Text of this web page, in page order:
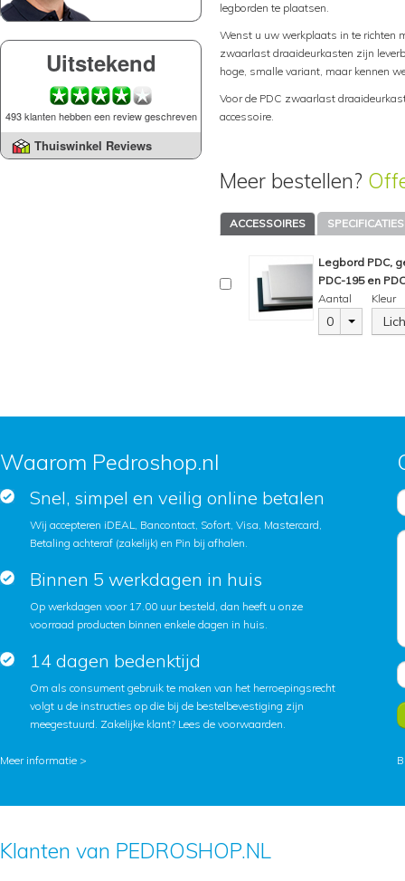
Uitstekend
493 klanten hebben een review geschreven
Thuiswinkel Reviews
legborden te plaatsen.
Wenst u uw werkplaats in te richten
zwaarlast draaideurkasten zijn
hoge, smalle variant, maar kennen
Voor de PDC zwaarlast
accessoire.
Meer bestellen?
ACCESSOIRES SPECIFICATIES
Legbord PDC,
PDC-195 en
Aantal
0
Kleur
Waarom Pedroshop.nl
Snel, simpel en veilig online betalen
Wij accepteren iDEAL, Bancontact, Sofort, Visa, Mastercard,
Betaling achteraf (zakelijk) en Pin bij afhalen.
Binnen 5 werkdagen in huis
Op werkdagen voor 17.00 uur besteld, dan heeft u onze
voorraad producten binnen enkele dagen in huis.
14 dagen bedenktijd
Om als consument gebruik te maken van het herroepingsrecht
volgt u de instructies op die bij de bestelbevestiging zijn
meegestuurd. Zakelijke klant? Lees de voorwaarden.
Meer informatie >
Klanten van PEDROSHOP.NL